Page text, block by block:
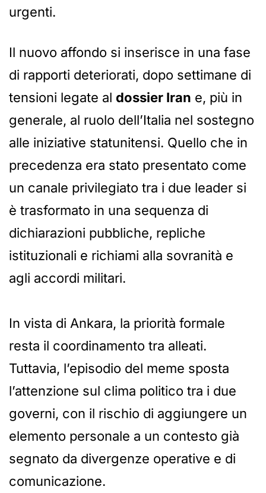
urgenti.
Il nuovo affondo si inserisce in una fase
di rapporti deteriorati, dopo settimane di
tensioni legate al dossier Iran e, più in
generale, al ruolo dell’Italia nel sostegno
alle iniziative statunitensi. Quello che in
precedenza era stato presentato come
un canale privilegiato tra i due leader si
è trasformato in una sequenza di
dichiarazioni pubbliche, repliche
istituzionali e richiami alla sovranità e
agli accordi militari.
In vista di Ankara, la priorità formale
resta il coordinamento tra alleati.
Tuttavia, l’episodio del meme sposta
l’attenzione sul clima politico tra i due
governi, con il rischio di aggiungere un
elemento personale a un contesto già
segnato da divergenze operative e di
comunicazione.